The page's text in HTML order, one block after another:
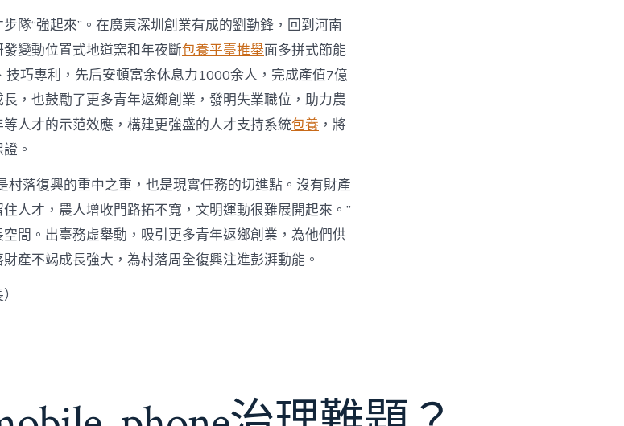
隊“強起來”。在廣東深圳創業有成的劉勤鋒，回到河南
變動位置式地道窯和年夜斷包養平臺推舉面多拼式節能
巧專利，先后安頓富余休息力1000余人，完成產值7億
，也鼓勵了更多青年返鄉創業，發明失業職位，助力農
人才的示范效應，構建更強盛的人才支持系統包養 ，將
。
村落復興的重中之重，也是現實任務的切進點。沒有財產
人才，農人增收門路拓不寬，文明運動很難展開起來。”
間。出臺務虛舉動，吸引更多青年返鄉創業，為他們供
產不竭成長強大，為村落周全復興注進彭湃動能。